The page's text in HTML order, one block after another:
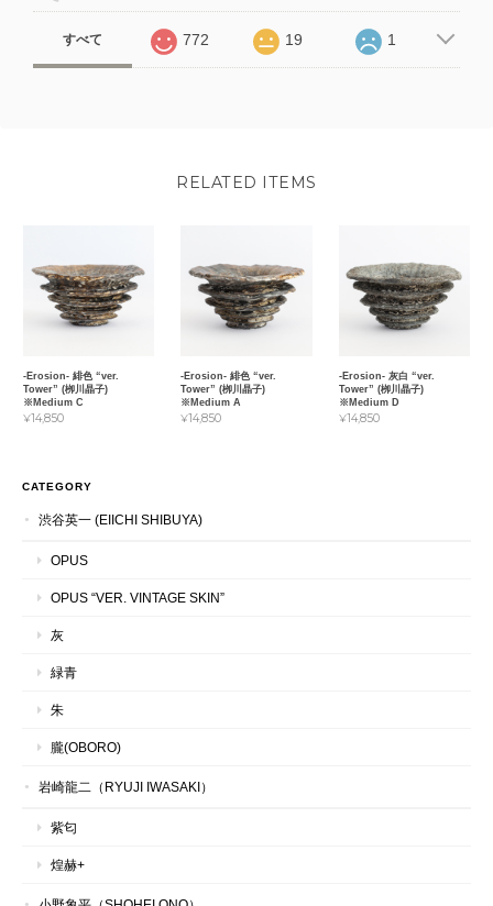
すべて 772 19 1
RELATED ITEMS
-Erosion- 緋色 “ver.
Tower” (栁川晶子)
※Medium C
¥14,850
-Erosion- 緋色 “ver.
Tower” (栁川晶子)
※Medium A
¥14,850
-Erosion- 灰白 “ver.
Tower” (栁川晶子)
※Medium D
¥14,850
CATEGORY
渋谷英一 (EIICHI SHIBUYA)
OPUS
OPUS “VER. VINTAGE SKIN”
灰
緑青
朱
朧(OBORO)
岩崎龍二（RYUJI IWASAKI）
紫匂
煌赫+